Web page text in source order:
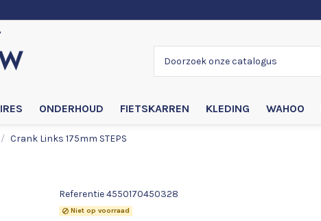
ONDERHOUD FIETSKARREN KLEDING WAHOO
Crank Links 175mm STEPS
Referentie4550170450328
Niet op voorraad